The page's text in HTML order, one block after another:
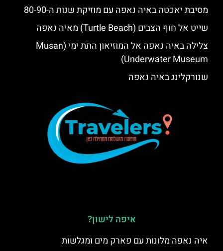
מסיבת יאכטה באיה נאפה עם מוזיקת שנות ה-80-90
שייט אל חוף הצבים (Turtle Beach) מאיה נאפה
צלילה באיה נאפה אל המוזיאון התת ימי (Musan
Underwater Museum)
שנורקלינג באיה נאפה
איפה לישון?
איה נאפה מלונות עם פארק מים ומגלשות